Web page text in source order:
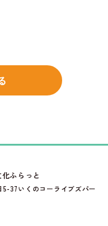
ふらっと
37いくのコーライブズパー